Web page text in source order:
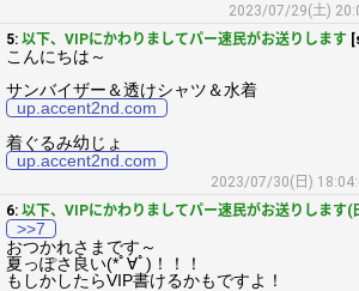
2023/07/29(土)
5: 以下、VIPにかわりましてパー速民がお送りします
こんにちは～
サンバイザー＆透けシャツ＆水着
up.accent2nd.com
着ぐるみ幼じょ
up.accent2nd.com
2023/07/30(日)
6: 以下、VIPにかわりましてパー速民がお送りします(
>>7
おつかれさまです～
夏っぽさ良い(*ﾟ∀ﾟ)！！！
もしかしたらVIP書けるかもですよ！